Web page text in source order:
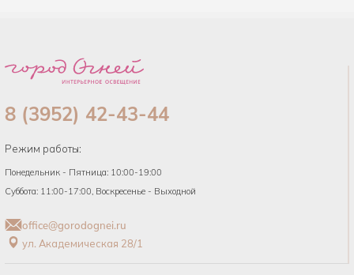
8 (3952) 42-43-44
Режим работы:
Понедельник - Пятница: 10:00-19:00
Суббота: 11:00-17:00, Воскресенье - Выходной
office@gorodognei.ru
ул. Академическая 28/1